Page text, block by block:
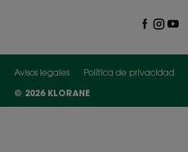
Avisos legales Política de privacidad
© 2026 KLORANE